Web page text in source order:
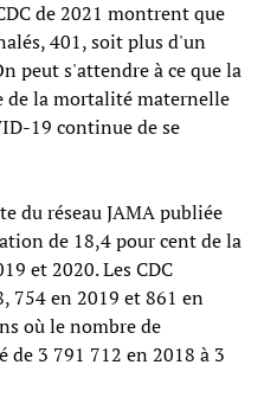
de 2021 montrent que
401, soit plus d'un
peut s'attendre à ce que la
de la mortalité maternelle
19 continue de se
du réseau JAMA publiée
de 18,4 pour cent de la
et 2020. Les CDC
754 en 2019 et 861 en
où le nombre de
de 3 791 712 en 2018 à 3